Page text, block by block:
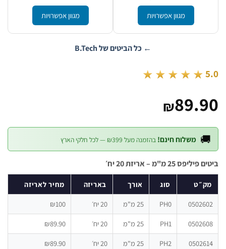
מגוון אפשרויות מגוון אפשרויות
← כל הביטים של B.Tech
★★★★★
₪
משלוח חינם! בהזמנה מעל ₪399 — לכל חלקי הארץ
25 מ"מ – אריזת 20 יח׳
אורך באריזה מחיר לאריזה
PH0 25 מ"מ 20 יח׳
PH1 25 מ"מ 20 יח׳ ₪89.90
PH2 25 מ"מ 20 יח׳ ₪89.90